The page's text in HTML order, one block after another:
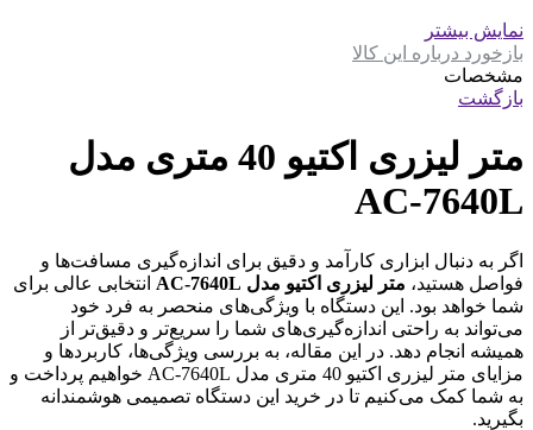
نمایش بیشتر
بازخورد درباره این کالا
مشخصات
بازگشت
متر لیزری اکتیو 40 متری مدل
AC-7640L
اگر به دنبال ابزاری کارآمد و دقیق برای اندازه‌گیری مسافت‌ها و
فواصل هستید، متر لیزری اکتیو مدل AC-7640L
انتخابی عالی برای
شما خواهد بود. این دستگاه با ویژگی‌های منحصر به فرد خود
می‌تواند به راحتی اندازه‌گیری‌های شما را سریع‌تر و دقیق‌تر از
همیشه انجام دهد. در این مقاله، به بررسی ویژگی‌ها، کاربردها و
مزایای متر لیزری اکتیو 40 متری مدل AC-7640L خواهیم پرداخت و
به شما کمک می‌کنیم تا در خرید این دستگاه تصمیمی هوشمندانه
بگیرید.